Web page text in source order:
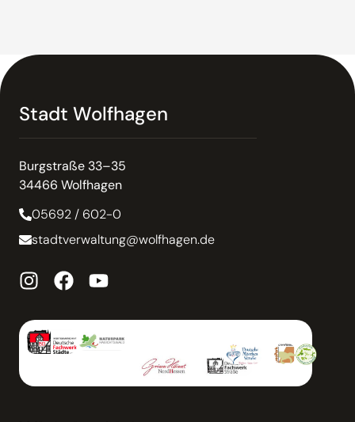
Stadt Wolfhagen
Burgstraße 33–35
34466 Wolfhagen
05692 / 602-0
stadtverwaltung@wolfhagen.de